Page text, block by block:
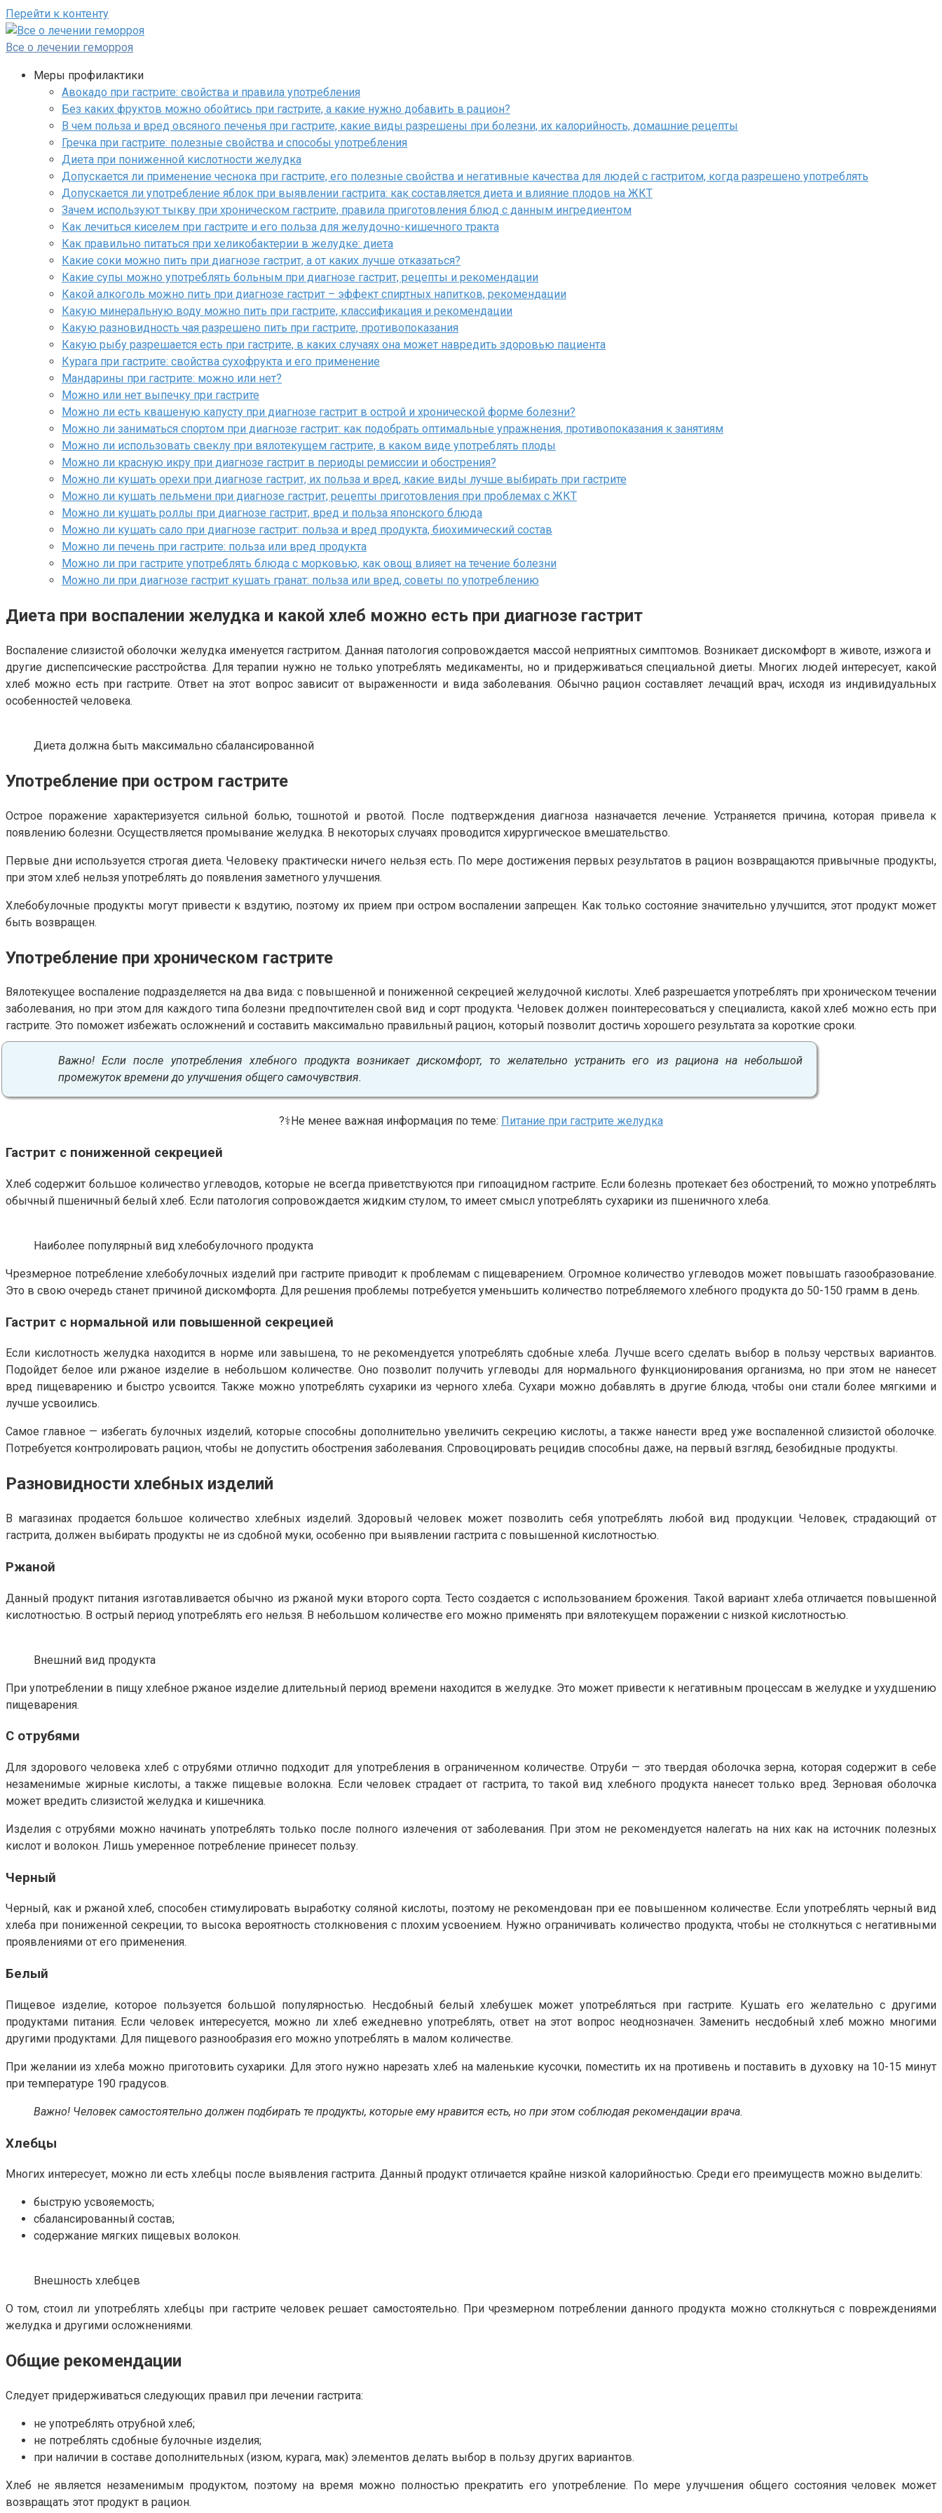
Перейти к контенту
Все о лечении геморроя
Меры профилактики
Авокадо при гастрите: свойства и правила употребления
Без каких фруктов можно обойтись при гастрите, а какие нужно добавить в рацион?
В чем польза и вред овсяного печенья при гастрите, какие виды разрешены при болезни, их калорийность, домашние рецепты
Гречка при гастрите: полезные свойства и способы употребления
Диета при пониженной кислотности желудка
Допускается ли применение чеснока при гастрите, его полезные свойства и негативные качества для людей с гастритом, когда разрешено употреблять
Допускается ли употребление яблок при выявлении гастрита: как составляется диета и влияние плодов на ЖКТ
Зачем используют тыкву при хроническом гастрите, правила приготовления блюд с данным ингредиентом
Как лечиться киселем при гастрите и его польза для желудочно-кишечного тракта
Как правильно питаться при хеликобактерии в желудке: диета
Какие соки можно пить при диагнозе гастрит, а от каких лучше отказаться?
Какие супы можно употреблять больным при диагнозе гастрит, рецепты и рекомендации
Какой алкоголь можно пить при диагнозе гастрит – эффект спиртных напитков, рекомендации
Какую минеральную воду можно пить при гастрите, классификация и рекомендации
Какую разновидность чая разрешено пить при гастрите, противопоказания
Какую рыбу разрешается есть при гастрите, в каких случаях она может навредить здоровью пациента
Курага при гастрите: свойства сухофрукта и его применение
Мандарины при гастрите: можно или нет?
Можно или нет выпечку при гастрите
Можно ли есть квашеную капусту при диагнозе гастрит в острой и хронической форме болезни?
Можно ли заниматься спортом при диагнозе гастрит: как подобрать оптимальные упражнения, противопоказания к занятиям
Можно ли использовать свеклу при вялотекущем гастрите, в каком виде употреблять плоды
Можно ли красную икру при диагнозе гастрит в периоды ремиссии и обострения?
Можно ли кушать орехи при диагнозе гастрит, их польза и вред, какие виды лучше выбирать при гастрите
Можно ли кушать пельмени при диагнозе гастрит, рецепты приготовления при проблемах с ЖКТ
Можно ли кушать роллы при диагнозе гастрит, вред и польза японского блюда
Можно ли кушать сало при диагнозе гастрит: польза и вред продукта, биохимический состав
Можно ли печень при гастрите: польза или вред продукта
Можно ли при гастрите употреблять блюда с морковью, как овощ влияет на течение болезни
Можно ли при диагнозе гастрит кушать гранат: польза или вред, советы по употреблению
Диета при воспалении желудка и какой хлеб можно есть при диагнозе гастрит
Воспаление слизистой оболочки желудка именуется гастритом. Данная патология сопровождается массой неприятных симптомов. Возникает дискомфорт в животе, изжога и
другие диспепсические расстройства. Для терапии нужно не только употреблять медикаменты, но и придерживаться специальной диеты. Многих людей интересует, какой
хлеб можно есть при гастрите. Ответ на этот вопрос зависит от выраженности и вида заболевания. Обычно рацион составляет лечащий врач, исходя из индивидуальных
особенностей человека.
Диета должна быть максимально сбалансированной
Употребление при остром гастрите
Острое поражение характеризуется сильной болью, тошнотой и рвотой. После подтверждения диагноза назначается лечение. Устраняется причина, которая привела к
появлению болезни. Осуществляется промывание желудка. В некоторых случаях проводится хирургическое вмешательство.
Первые дни используется строгая диета. Человеку практически ничего нельзя есть. По мере достижения первых результатов в рацион возвращаются привычные продукты,
при этом хлеб нельзя употреблять до появления заметного улучшения.
Хлебобулочные продукты могут привести к вздутию, поэтому их прием при остром воспалении запрещен. Как только состояние значительно улучшится, этот продукт может
быть возвращен.
Употребление при хроническом гастрите
Вялотекущее воспаление подразделяется на два вида: с повышенной и пониженной секрецией желудочной кислоты. Хлеб разрешается употреблять при хроническом течении
заболевания, но при этом для каждого типа болезни предпочтителен свой вид и сорт продукта. Человек должен поинтересоваться у специалиста, какой хлеб можно есть при
гастрите. Это поможет избежать осложнений и составить максимально правильный рацион, который позволит достичь хорошего результата за короткие сроки.
Важно! Если после употребления хлебного продукта возникает дискомфорт, то желательно устранить его из рациона на небольшой
промежуток времени до улучшения общего самочувствия.
?‍⚕️Не менее важная информация по теме: Питание при гастрите желудка
Гастрит с пониженной секрецией
Хлеб содержит большое количество углеводов, которые не всегда приветствуются при гипоацидном гастрите. Если болезнь протекает без обострений, то можно употреблять
обычный пшеничный белый хлеб. Если патология сопровождается жидким стулом, то имеет смысл употреблять сухарики из пшеничного хлеба.
Наиболее популярный вид хлебобулочного продукта
Чрезмерное потребление хлебобулочных изделий при гастрите приводит к проблемам с пищеварением. Огромное количество углеводов может повышать газообразование.
Это в свою очередь станет причиной дискомфорта. Для решения проблемы потребуется уменьшить количество потребляемого хлебного продукта до 50-150 грамм в день.
Гастрит с нормальной или повышенной секрецией
Если кислотность желудка находится в норме или завышена, то не рекомендуется употреблять сдобные хлеба. Лучше всего сделать выбор в пользу черствых вариантов.
Подойдет белое или ржаное изделие в небольшом количестве. Оно позволит получить углеводы для нормального функционирования организма, но при этом не нанесет
вред пищеварению и быстро усвоится. Также можно употреблять сухарики из черного хлеба. Сухари можно добавлять в другие блюда, чтобы они стали более мягкими и
лучше усвоились.
Самое главное — избегать булочных изделий, которые способны дополнительно увеличить секрецию кислоты, а также нанести вред уже воспаленной слизистой оболочке.
Потребуется контролировать рацион, чтобы не допустить обострения заболевания. Спровоцировать рецидив способны даже, на первый взгляд, безобидные продукты.
Разновидности хлебных изделий
В магазинах продается большое количество хлебных изделий. Здоровый человек может позволить себя употреблять любой вид продукции. Человек, страдающий от
гастрита, должен выбирать продукты не из сдобной муки, особенно при выявлении гастрита с повышенной кислотностью.
Ржаной
Данный продукт питания изготавливается обычно из ржаной муки второго сорта. Тесто создается с использованием брожения. Такой вариант хлеба отличается повышенной
кислотностью. В острый период употреблять его нельзя. В небольшом количестве его можно применять при вялотекущем поражении с низкой кислотностью.
Внешний вид продукта
При употреблении в пищу хлебное ржаное изделие длительный период времени находится в желудке. Это может привести к негативным процессам в желудке и ухудшению
пищеварения.
С отрубями
Для здорового человека хлеб с отрубями отлично подходит для употребления в ограниченном количестве. Отруби — это твердая оболочка зерна, которая содержит в себе
незаменимые жирные кислоты, а также пищевые волокна. Если человек страдает от гастрита, то такой вид хлебного продукта нанесет только вред. Зерновая оболочка
может вредить слизистой желудка и кишечника.
Изделия с отрубями можно начинать употреблять только после полного излечения от заболевания. При этом не рекомендуется налегать на них как на источник полезных
кислот и волокон. Лишь умеренное потребление принесет пользу.
Черный
Черный, как и ржаной хлеб, способен стимулировать выработку соляной кислоты, поэтому не рекомендован при ее повышенном количестве. Если употреблять черный вид
хлеба при пониженной секреции, то высока вероятность столкновения с плохим усвоением. Нужно ограничивать количество продукта, чтобы не столкнуться с негативными
проявлениями от его применения.
Белый
Пищевое изделие, которое пользуется большой популярностью. Несдобный белый хлебушек может употребляться при гастрите. Кушать его желательно с другими
продуктами питания. Если человек интересуется, можно ли хлеб ежедневно употреблять, ответ на этот вопрос неоднозначен. Заменить несдобный хлеб можно многими
другими продуктами. Для пищевого разнообразия его можно употреблять в малом количестве.
При желании из хлеба можно приготовить сухарики. Для этого нужно нарезать хлеб на маленькие кусочки, поместить их на противень и поставить в духовку на 10-15 минут
при температуре 190 градусов.
Важно! Человек самостоятельно должен подбирать те продукты, которые ему нравится есть, но при этом соблюдая рекомендации врача.
Хлебцы
Многих интересует, можно ли есть хлебцы после выявления гастрита. Данный продукт отличается крайне низкой калорийностью. Среди его преимуществ можно выделить:
быструю усвояемость;
сбалансированный состав;
содержание мягких пищевых волокон.
Внешность хлебцев
О том, стоил ли употреблять хлебцы при гастрите человек решает самостоятельно. При чрезмерном потреблении данного продукта можно столкнуться с повреждениями
желудка и другими осложнениями.
Общие рекомендации
Следует придерживаться следующих правил при лечении гастрита:
не употреблять отрубной хлеб;
не потреблять сдобные булочные изделия;
при наличии в составе дополнительных (изюм, курага, мак) элементов делать выбор в пользу других вариантов.
Хлеб не является незаменимым продуктом, поэтому на время можно полностью прекратить его употребление. По мере улучшения общего состояния человек может
возвращать этот продукт в рацион.